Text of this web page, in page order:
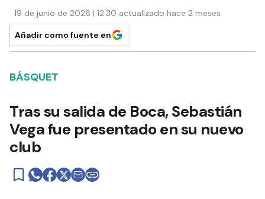
19 de junio de 2026 | 12:30 actualizado hace 2 meses
Añadir como fuente en
BÁSQUET
Tras su salida de Boca, Sebastián
Vega fue presentado en su nuevo
club